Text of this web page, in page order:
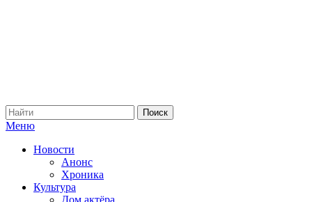
Меню
Новости
Анонс
Хроника
Культура